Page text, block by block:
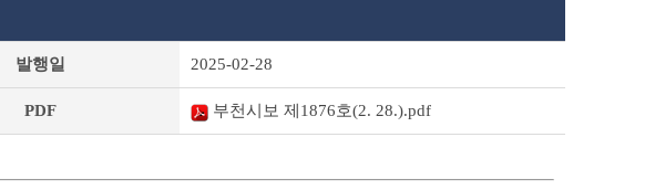
발행일 2025-02-28
PDF 부천시보 제1876호(2. 28.).pdf